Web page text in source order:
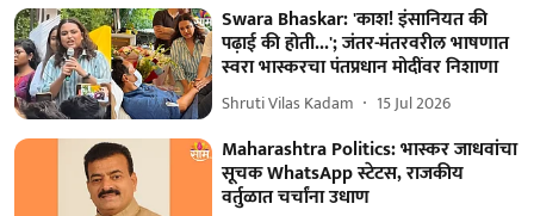
Swara Bhaskar: 'काश! इंसानियत की
पढ़ाई की होती...'; जंतर-मंतरवरील भाषणात
स्वरा भास्करचा पंतप्रधान मोदींवर निशाणा
Shruti Vilas Kadam 15 Jul 2026
Maharashtra Politics: भास्कर जाधवांचा
सूचक WhatsApp स्टेटस, राजकीय
वर्तुळात चर्चांना उधाण